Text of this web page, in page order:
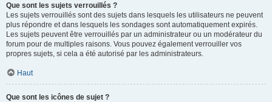
Que sont les sujets verrouillés ?
Les sujets verrouillés sont des sujets dans lesquels les utilisateurs ne peuvent
plus répondre et dans lesquels les sondages sont automatiquement expirés.
Les sujets peuvent être verrouillés par un administrateur ou un modérateur du
forum pour de multiples raisons. Vous pouvez également verrouiller vos
propres sujets, si cela a été autorisé par les administrateurs.
Haut
Que sont les icônes de sujet ?